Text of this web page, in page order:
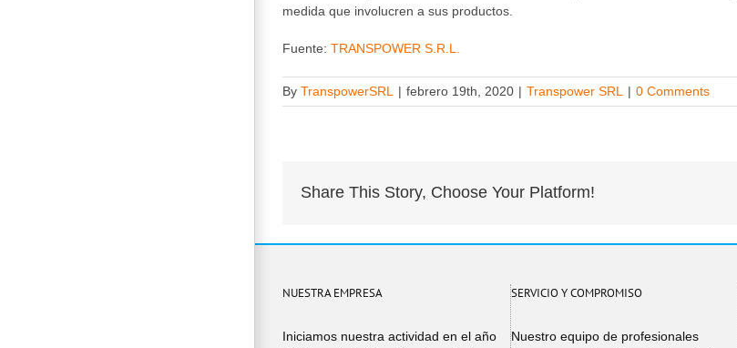
medida que involucren a sus productos.
Fuente: TRANSPOWER S.R.L.
By TranspowerSRL | febrero 19th, 2020 | Transpower SRL | 0 Comments
Share This Story, Choose Your Platform!
NUESTRA EMPRESA
Iniciamos nuestra actividad en el año
SERVICIO Y COMPROMISO
Nuestro equipo de profesionales